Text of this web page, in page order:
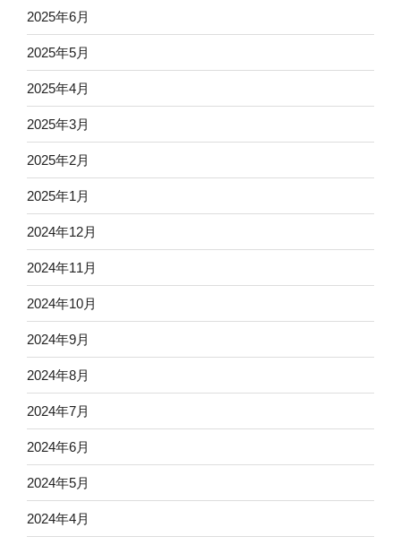
2025年6月
2025年5月
2025年4月
2025年3月
2025年2月
2025年1月
2024年12月
2024年11月
2024年10月
2024年9月
2024年8月
2024年7月
2024年6月
2024年5月
2024年4月